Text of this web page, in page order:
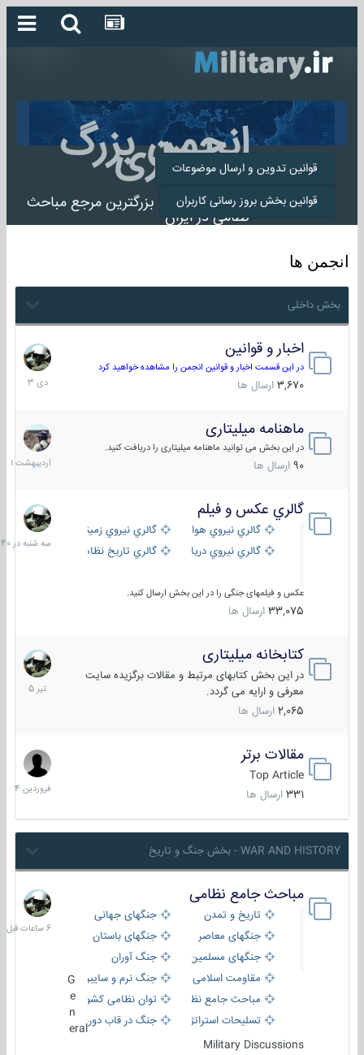
انجمن بزرگ
میلیتاری
انجمن میلیتاری بزرگترین مرجع مباحث
نظامی در ایران
قوانین تدوین و ارسال موضوعات
قوانین بخش بروز رسانی کاربران
انجمن ها
بخش داخلی
اخبار و قوانین
در این قسمت اخبار و قوانین انجمن را مشاهده خواهید کرد
3,670 ارسال ها
22
دی
1403
ماهنامه میلیتاری
در این بخش می توانید ماهنامه میلیتاری را دریافت کنید.
90 ارسال ها
30
1401
گالري عكس و فيلم
گالري نيروي هوايي
گالري نيروي زميني
گالري نيروي دريايي
گالري تاریخ نظامی
عکس و فیلمهای جنگی را در این بخش ارسال کنید.
33,075 ارسال ها
سه
شنبه
در
کتابخانه میلیتاری
در این بخش کتابهای مرتبط و مقالات برگزیده سایت
معرفی و ارایه می گردد.
2,065 ارسال ها
16
تیر
1405
مقالات برتر
Top Article
331 ارسال ها
29
فروردین
1404
WAR AND HISTORY - بخش جنگ و تاریخ
مباحث جامع نظامی
تاریخ و تمدن
جنگهای جهانی
جنگهای معاصر
جنگهای باستان
جنگهای مسلمین
جنگ آوران
مقاومت اسلامی
جنگ نرم و سایبری
مباحث جامع نظامی
توان نظامی کشورها
تسلیحات استراتژیک
جنگ در قاب دوربین
eral
Military Discussions
6
ساعات
قبل